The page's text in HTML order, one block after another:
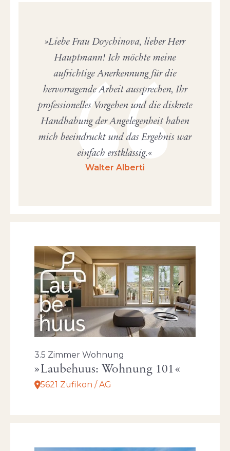
Liebe Frau Doychinova, lieber Herr
Hauptmann! Ich möchte meine
aufrichtige Anerkennung für die
hervorragende Arbeit aussprechen, Ihr
professionelles Vorgehen und die diskrete
Handhabung der Angelegenheit haben
mich beeindruckt und das Ergebnis war
einfach erstklassig.
Walter Alberti
3.5 Zimmer Wohnung
Laubehuus: Wohnung 101
5621 Zufikon / AG